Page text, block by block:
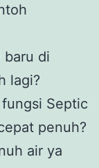
baru di
lagi?
Septic
penuh?
air ya